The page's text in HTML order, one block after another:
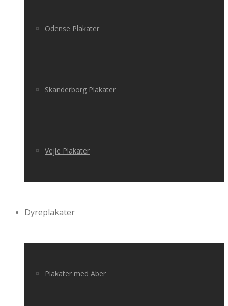
Odense Plakater
Skanderborg Plakater
Vejle Plakater
Dyreplakater
Plakater med Aber